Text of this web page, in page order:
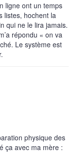
ligne ont un temps
listes, hochent la
qui ne le lira jamais.
répondu « on va
Le système est
physique des
ça avec ma mère :